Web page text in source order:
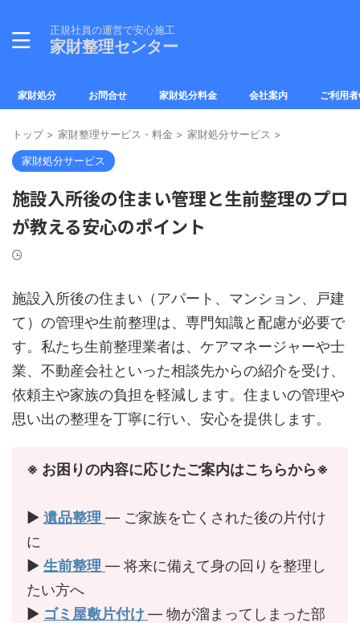
正規社員の運営で安心施工
家財整理センター
家財処分 お問合せ 家財処分料金 会社案内 ご利用
トップ > 家財整理サービス・料金 > 家財処分サービス >
家財処分サービス
施設入所後の住まい管理と生前整理のプロ
が教える安心のポイント
施設入所後の住まい（アパート、マンション、戸建
て）の管理や生前整理は、専門知識と配慮が必要で
す。私たち生前整理業者は、ケアマネージャーや士
業、不動産会社といった相談先からの紹介を受け、
依頼主や家族の負担を軽減します。住まいの管理や
思い出の整理を丁寧に行い、安心を提供します。
※ お困りの内容に応じたご案内はこちらから※
▶︎ 遺品整理 — ご家族を亡くされた後の片付け
に
▶︎ 生前整理 — 将来に備えて身の回りを整理し
たい方へ
▶︎ ゴミ屋敷片付け— 物が溜まってしまった部